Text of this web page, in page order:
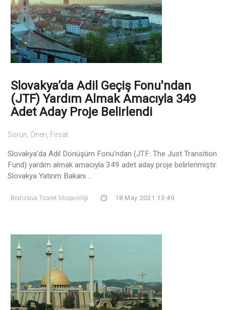
Slovakya’da Adil Geçiş Fonu'ndan
(JTF) Yardım Almak Amacıyla 349
Adet Aday Proje Belirlendi
Sorun, Öneri, Fırsat
Slovakya’da Adil Dönüşüm Fonu'ndan (JTF: The Just Transition
Fund) yardım almak amacıyla 349 adet aday proje belirlenmiştir.
Slovakya Yatırım Bakanı ...
Bratislava Ticaret Müşavirliği 18 May 2021 13:49